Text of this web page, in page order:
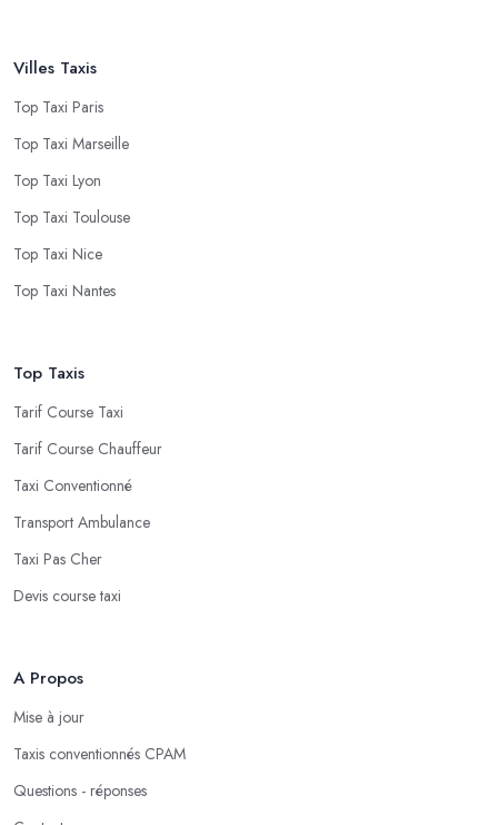
Villes Taxis
Top Taxi Paris
Top Taxi Marseille
Top Taxi Lyon
Top Taxi Toulouse
Top Taxi Nice
Top Taxi Nantes
Top Taxis
Tarif Course Taxi
Tarif Course Chauffeur
Taxi Conventionné
Transport Ambulance
Taxi Pas Cher
Devis course taxi
A Propos
Mise à jour
Taxis conventionnés CPAM
Questions - réponses